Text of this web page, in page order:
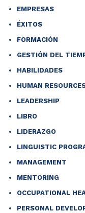
EMPRESAS
ÉXITOS
FORMACIÓN
GESTIÓN DEL
HABILIDADES
HUMAN
LEADERSHIP
LIBRO
LIDERAZGO
LINGUISTIC
MANAGEMENT
MENTORING
OCCUPATIONAL
PERSONAL